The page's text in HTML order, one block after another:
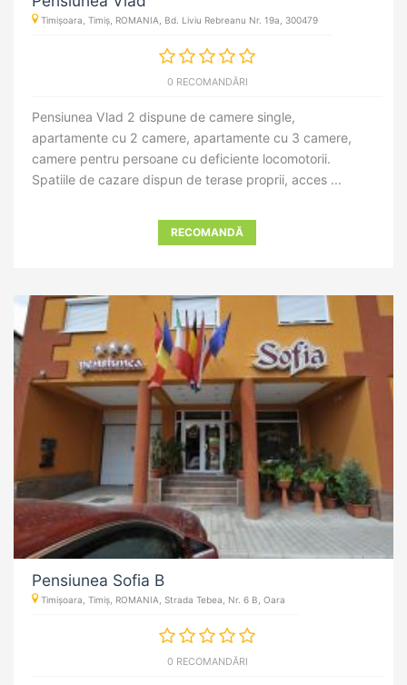
Timișoara, Timiș, ROMANIA, Bd. Liviu Rebreanu Nr. 19a, 300479
0 RECOMANDĂRI
Pensiunea Vlad 2 dispune de camere single,
apartamente cu 2 camere, apartamente cu 3 camere,
camere pentru persoane cu deficiente locomotorii.
Spatiile de cazare dispun de terase proprii, acces ...
RECOMANDĂ
Pensiunea Sofia B
Timișoara, Timiș, ROMANIA, Strada Tebea, Nr. 6 B, Oara
0 RECOMANDĂRI